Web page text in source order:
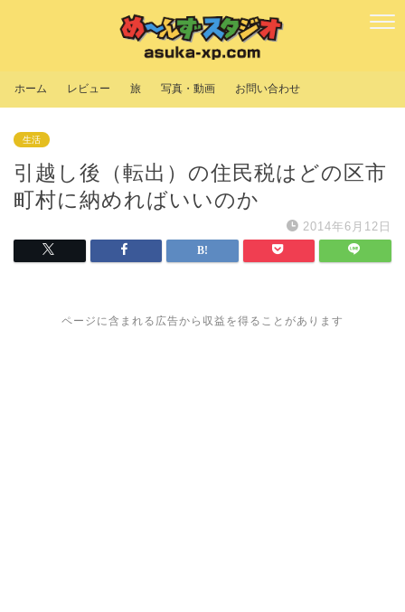
ホーム レビュー 旅 写真・動画 お問い合わせ
生活
引越し後（転出）の住民税はどの区市
町村に納めればいいのか
2014年6月12日
ページに含まれる広告から収益を得ることがあります